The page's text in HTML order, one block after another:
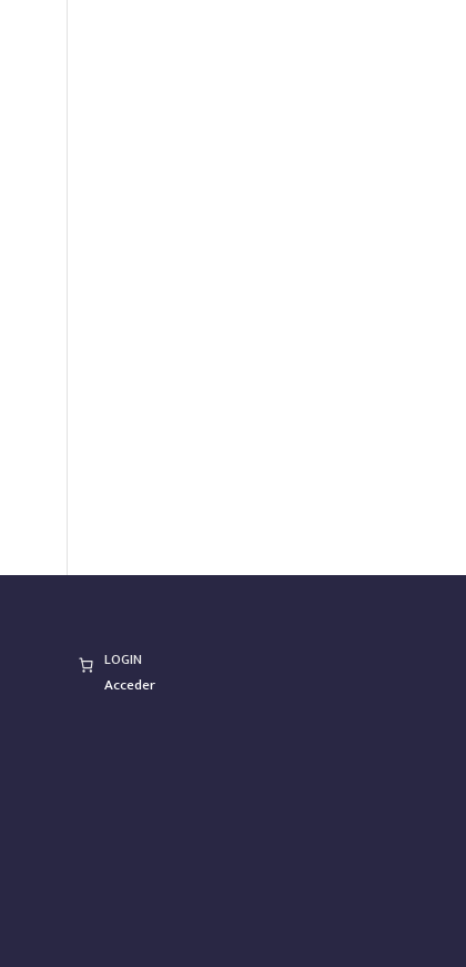
LOGIN
Acceder